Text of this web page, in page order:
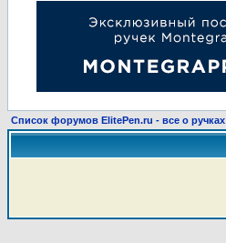
Список форумов ElitePen.ru - все о ручках